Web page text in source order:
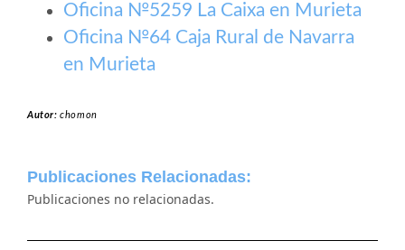
Oficina №5259 La Caixa en Murieta
Oficina №64 Caja Rural de Navarra
en Murieta
Autor:chomon
Publicaciones Relacionadas:
Publicaciones no relacionadas.